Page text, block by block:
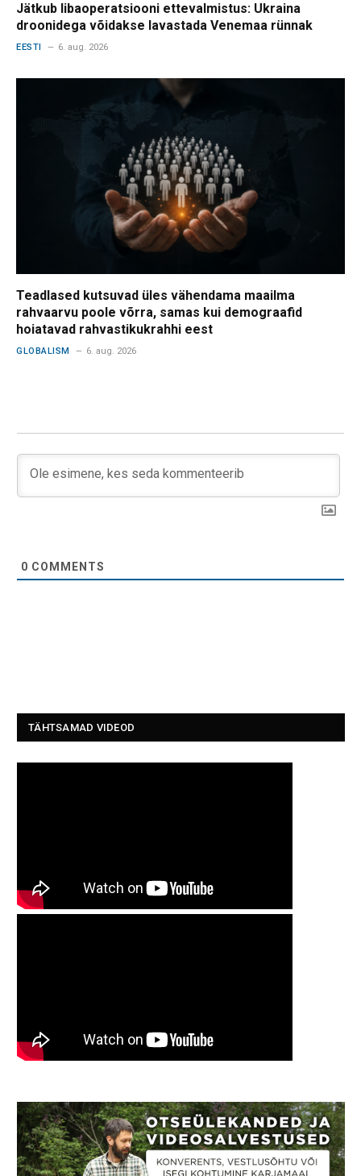
Jätkub libaoperatsiooni ettevalmistus: Ukraina
droonidega võidakse lavastada Venemaa rünnak
EESTI 6. aug. 2026
Teadlased kutsuvad üles vähendama maailma
rahvaarvu poole võrra, samas kui demograafid
hoiatavad rahvastikukrahhi eest
GLOBALISM 6. aug. 2026
0 COMMENTS
TÄHTSAMAD VIDEOD